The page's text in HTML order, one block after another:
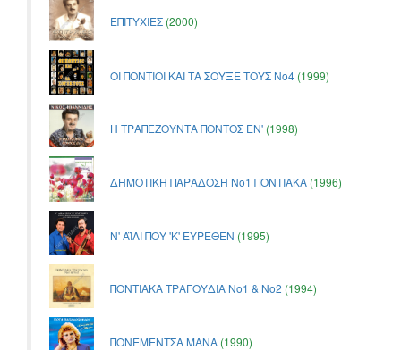
ΕΠΙΤΥΧΙΕΣ (2000)
ΟΙ ΠΟΝΤΙΟΙ ΚΑΙ ΤΑ ΣΟΥΞΕ ΤΟΥΣ Νο4 (1999)
Η ΤΡΑΠΕΖΟΥΝΤΑ ΠΟΝΤΟΣ ΕΝ' (1998)
ΔΗΜΟΤΙΚΗ ΠΑΡΑΔΟΣΗ Νο1 ΠΟΝΤΙΑΚΑ (1996)
Ν' ΑΪΛΙ ΠΟΥ 'Κ' ΕΥΡΕΘΕΝ (1995)
ΠΟΝΤΙΑΚΑ ΤΡΑΓΟΥΔΙΑ Νο1 & Νο2 (1994)
ΠΟΝΕΜΕΝΤΣΑ ΜΑΝΑ (1990)